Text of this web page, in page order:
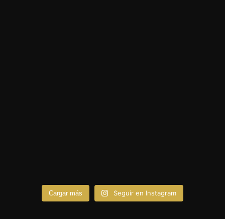
Cargar más Seguir en Instagram